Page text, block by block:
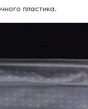
пластика.